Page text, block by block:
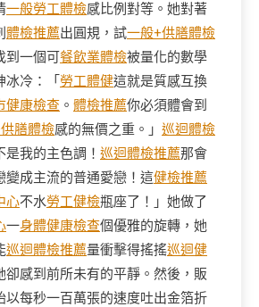
一般勞工體檢感比例對等。她對著
體檢推薦出圓規，試一般+供膳體檢
到一個可餐飲業體檢被量化的數學
冰冷：「 勞工體健這就是質感互換
健康檢查 。 體檢推薦你必須體會到
膳體檢感的無價之重。」 巡迴體檢
是我的主色調！ 巡迴體檢推薦那會
變成主流的普通愛戀！這健檢推薦
心不水勞工健檢瓶座了！」她做了
一身體健康檢查個優雅的旋轉，她
巡迴體檢推薦量衝擊得搖搖巡迴健
卻感到前所未有的平靜。然後，販
以每秒一百萬張的速度吐出金箔折